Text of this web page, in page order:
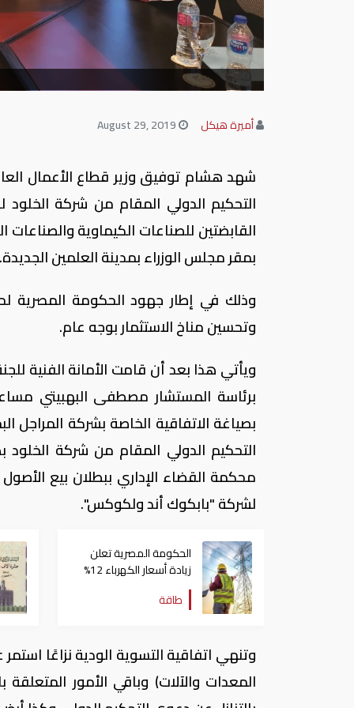
أميرة هيكل
شهد هشام توفيق وزير قطاع الأعمال
التحكيم الدولي المقام من شركة الخلود
القابضتين للصناعات الكيماوية والصناعات
بمقر مجلس الوزراء بمدينة العلمين
وذلك في إطار جهود الحكومة المصرية
وتحسين مناخ الاستثمار بوجه عام.
ويأتي هذا بعد أن قامت الأمانة الفنية
برئاسة المستشار مصطفى البهبيتي
بصياغة الاتفاقية الخاصة بشركة المراجل
التحكيم الدولي المقام من شركة
محكمة القضاء الإداري ببطلان بيع
لشركة "بابكوك أند ولكوكس".
الحكومة المصرية تعلن
زيادة أسعار الكهرباء 12%
طاقة
وتنهي اتفاقية التسوية الودية نزاعًا
المعدات والآلات) وباقي الأمور